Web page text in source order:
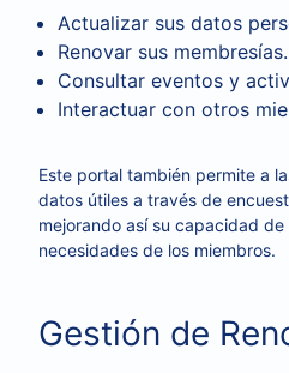
Actualizar sus datos
Renovar sus membresías.
Consultar eventos y
Interactuar con otros
Este portal también permite a
datos útiles a través de
mejorando así su capacidad
necesidades de los miembros.
Gestión de